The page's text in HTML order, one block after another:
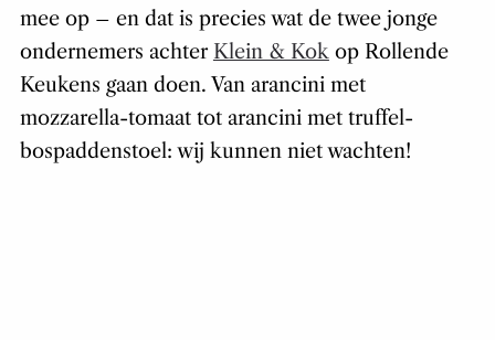
mee op – en dat is precies wat de twee jonge
ondernemers achter Klein & Kokop Rollende
Keukens gaan doen. Van arancini met
mozzarella-tomaat tot arancini met truffel-
bospaddenstoel: wij kunnen niet wachten!